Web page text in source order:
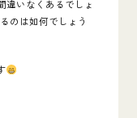
違いなくあるでしょ
のは如何でしょう